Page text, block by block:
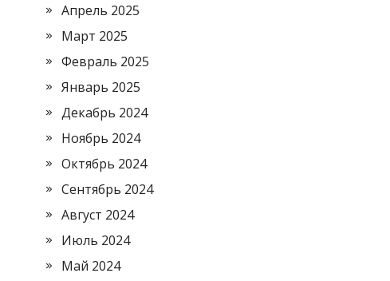
Апрель 2025
Март 2025
Февраль 2025
Январь 2025
Декабрь 2024
Ноябрь 2024
Октябрь 2024
Сентябрь 2024
Август 2024
Июль 2024
Май 2024